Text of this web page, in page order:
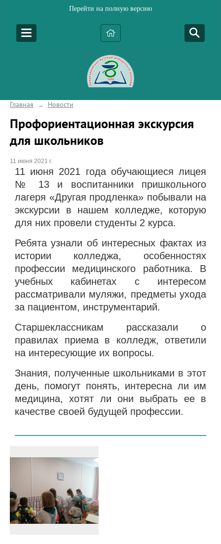
Перейти на полную версию
Главная → Новости
Профориентационная экскурсия
для школьников
11 июня 2021 г.
11 июня 2021 года обучающиеся лицея
№ 13 и воспитанники пришкольного
лагеря «Другая продленка» побывали на
экскурсии в нашем колледже, которую
для них провели студенты 2 курса.
Ребята узнали об интересных фактах из
истории колледжа, особенностях
профессии медицинского работника. В
учебных кабинетах с интересом
рассматривали муляжи, предметы ухода
за пациентом, инструментарий.
Старшеклассникам рассказали о
правилах приема в колледж, ответили
на интересующие их вопросы.
Знания, полученные школьниками в этот
день, помогут понять, интересна ли им
медицина, хотят ли они выбрать ее в
качестве своей будущей профессии.